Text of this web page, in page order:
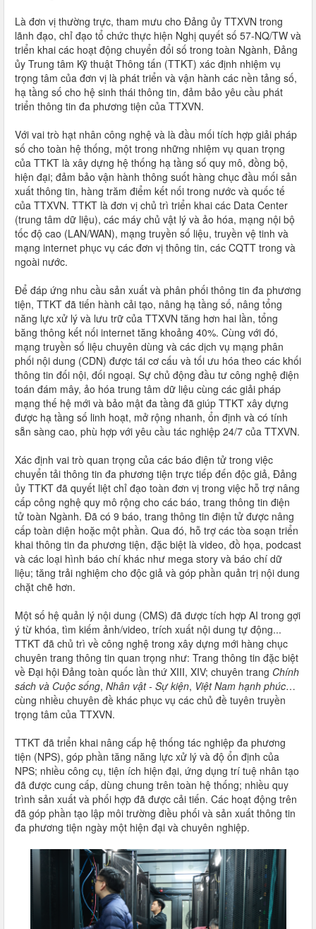
Là đơn vị thường trực, tham mưu cho Đảng ủy TTXVN trong
lãnh đạo, chỉ đạo tổ chức thực hiện Nghị quyết số 57-NQ/TW và
triển khai các hoạt động chuyển đổi số trong toàn Ngành, Đảng
ủy Trung tâm Kỹ thuật Thông tấn (TTKT) xác định nhiệm vụ
trọng tâm của đơn vị là phát triển và vận hành các nền tảng số,
hạ tầng số cho hệ sinh thái thông tin, đảm bảo yêu cầu phát
triển thông tin đa phương tiện của TTXVN.
Với vai trò hạt nhân công nghệ và là đầu mối tích hợp giải pháp
số cho toàn hệ thống, một trong những nhiệm vụ quan trọng
của TTKT là xây dựng hệ thống hạ tầng số quy mô, đồng bộ,
hiện đại; đảm bảo vận hành thông suốt hàng chục đầu mối sản
xuất thông tin, hàng trăm điểm kết nối trong nước và quốc tế
của TTXVN. TTKT là đơn vị chủ trì triển khai các Data Center
(trung tâm dữ liệu), các máy chủ vật lý và ảo hóa, mạng nội bộ
tốc độ cao (LAN/WAN), mạng truyền số liệu, truyền vệ tinh và
mạng internet phục vụ các đơn vị thông tin, các CQTT trong và
ngoài nước.
Để đáp ứng nhu cầu sản xuất và phân phối thông tin đa phương
tiện, TTKT đã tiến hành cải tạo, nâng hạ tầng số, nâng tổng
năng lực xử lý và lưu trữ của TTXVN tăng hơn hai lần, tổng
băng thông kết nối internet tăng khoảng 40%. Cùng với đó,
mạng truyền số liệu chuyên dùng và các dịch vụ mạng phân
phối nội dung (CDN) được tái cơ cấu và tối ưu hóa theo các khối
thông tin đối nội, đối ngoại. Sự chủ động đầu tư công nghệ điện
toán đám mây, ảo hóa trung tâm dữ liệu cùng các giải pháp
mạng thế hệ mới và bảo mật đa tầng đã giúp TTKT xây dựng
được hạ tầng số linh hoạt, mở rộng nhanh, ổn định và có tính
sẵn sàng cao, phù hợp với yêu cầu tác nghiệp 24/7 của TTXVN.
Xác định vai trò quan trọng của các báo điện tử trong việc
chuyển tải thông tin đa phương tiện trực tiếp đến độc giả, Đảng
ủy TTKT đã quyết liệt chỉ đạo toàn đơn vị trong việc hỗ trợ nâng
cấp công nghệ quy mô rộng cho các báo, trang thông tin điện
tử toàn Ngành. Đã có 9 báo, trang thông tin điện tử được nâng
cấp toàn diện hoặc một phần. Qua đó, hỗ trợ các tòa soạn triển
khai thông tin đa phương tiện, đặc biệt là video, đồ họa, podcast
và các loại hình báo chí khác như mega story và báo chí dữ
liệu; tăng trải nghiệm cho độc giả và góp phần quản trị nội dung
chặt chẽ hơn.
Một số hệ quản lý nội dung (CMS) đã được tích hợp AI trong gợi
ý từ khóa, tìm kiếm ảnh/video, trích xuất nội dung tự động...
TTKT đã chủ trì về công nghệ trong xây dựng mới hàng chục
chuyên trang thông tin quan trọng như: Trang thông tin đặc biệt
về Đại hội Đảng toàn quốc lần thứ XIII, XIV; chuyên trang Chính
sách và Cuộc sống, Nhân vật - Sự kiện, Việt Nam hạnh phúc…
cùng nhiều chuyên đề khác phục vụ các chủ đề tuyên truyền
trọng tâm của TTXVN.
TTKT đã triển khai nâng cấp hệ thống tác nghiệp đa phương
tiện (NPS), góp phần tăng năng lực xử lý và độ ổn định của
NPS; nhiều công cụ, tiện ích hiện đại, ứng dụng trí tuệ nhân tạo
đã được cung cấp, dùng chung trên toàn hệ thống; nhiều quy
trình sản xuất và phối hợp đã được cải tiến. Các hoạt động trên
đã góp phần tạo lập môi trường điều phối và sản xuất thông tin
đa phương tiện ngày một hiện đại và chuyên nghiệp.